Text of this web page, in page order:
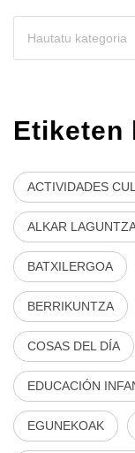
Etiketen
ACTIVIDADES
ALKAR
BATXILERGOA
BERRIKUNTZA
COSAS DEL DÍA
EDUCACIÓN
EGUNEKOAK